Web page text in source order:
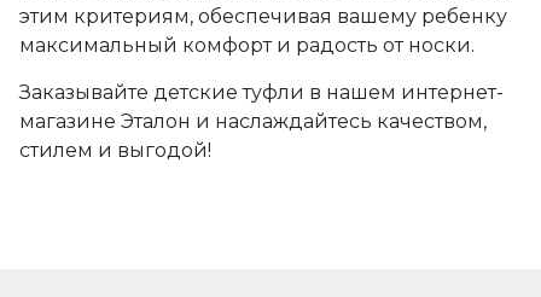
этим критериям, обеспечивая вашему ребенку
максимальный комфорт и радость от носки.
Заказывайте детские туфли в нашем интернет-
магазине Эталон и наслаждайтесь качеством,
стилем и выгодой!